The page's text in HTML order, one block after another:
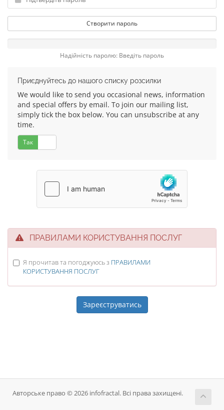
Створити пароль
Надійність паролю: Введіть пароль
Приєднуйтесь до нашого списку розсилки
We would like to send you occasional news, information
and special offers by email. To join our mailing list,
simply tick the box below. You can unsubscribe at any
time.
Так
ПРАВИЛАМИ КОРИСТУВАННЯ ПОСЛУГ
Я прочитав та погоджуюсь з ПРАВИЛАМИ
КОРИСТУВАННЯ ПОСЛУГ
Авторське право © 2026 infofractal. Всі права захищені.